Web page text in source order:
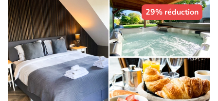
29% réduction